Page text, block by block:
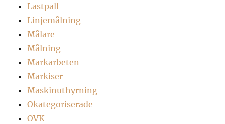
Lastpall
Linjemålning
Målare
Målning
Markarbeten
Markiser
Maskinuthyrning
Okategoriserade
OVK